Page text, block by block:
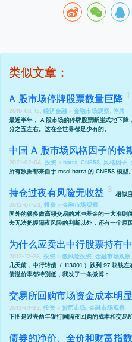
类似文章：
A 股市场停牌股票数量巨降
2019-02-15, 经济金融 » 金融市场观察 停牌
最近半年， A 股市场的停牌股票断崖式地下
分之五左右。这在全世界都是少有的。
中国 A 股市场风格因子的长
2021-02-04, 投资 » barra CNE5S 风格因子
所有数据都来自于 msci barra 的 CNE5S 模型。
持仓过夜有风险无收益
相似
2012-07-23, 投资 » 金融市场观察
国外的很多做高频交易的对冲基金的一大准则
去无法把握隔夜风险的判断以外，还有一个原
为什么应卖出中行股票持有
2013-12-28, 投资 » 低风险投资 金融市场观察
几天前，中行转债（ 113001 ）跌到 97 块钱
债溢价率都特别低，我发了一条微博：
交易所回购市场资金成本明
2013-01-23, 投资 » 货币市场 金融市场观察
下图是过去两年银行间隔夜回购的成本和交易
债券的净价、全价和财富指